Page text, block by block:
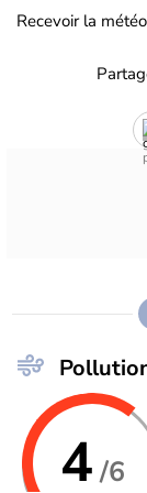
Recevoir la
4/6